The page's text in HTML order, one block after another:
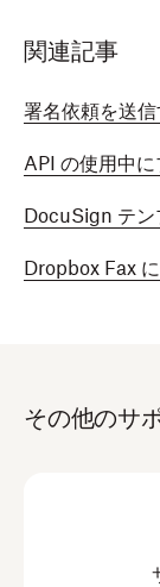
関連記事
署名依頼を送
API の使用中
DocuSign テン
Dropbox Fax
その他のサ